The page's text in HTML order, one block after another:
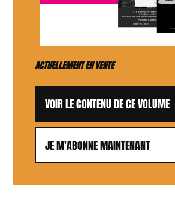
ACTUELLEMENT EN VENTE
VOIR LE CONTENU DE CE VOLUME
JE M'ABONNE MAINTENANT